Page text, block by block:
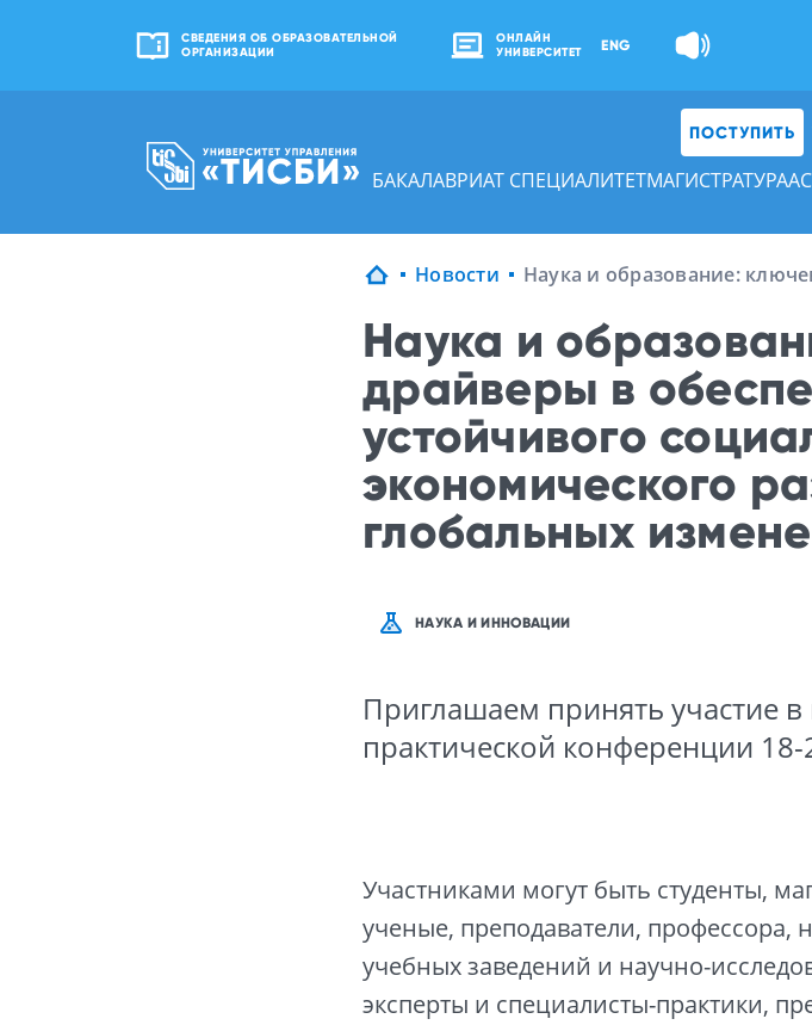
СВЕДЕНИЯ ОБ ОБРАЗОВАТЕЛЬНОЙ
ОРГАНИЗАЦИИ
ОНЛАЙН
УНИВЕРСИТЕТ
ENG
ПОСТУПИТЬ
БАКАЛАВРИАТ СПЕЦИАЛИТЕТМАГИСТРАТУРА
Новости Наука и образование:
Наука и
драйверы в
устойчивого
экономического
глобальных
НАУКА И ИННОВАЦИИ
Приглашаем принять участие
практической конференции 18-
Участниками могут быть студенты,
ученые, преподаватели,
учебных заведений и научно-
эксперты и специалисты-практики,